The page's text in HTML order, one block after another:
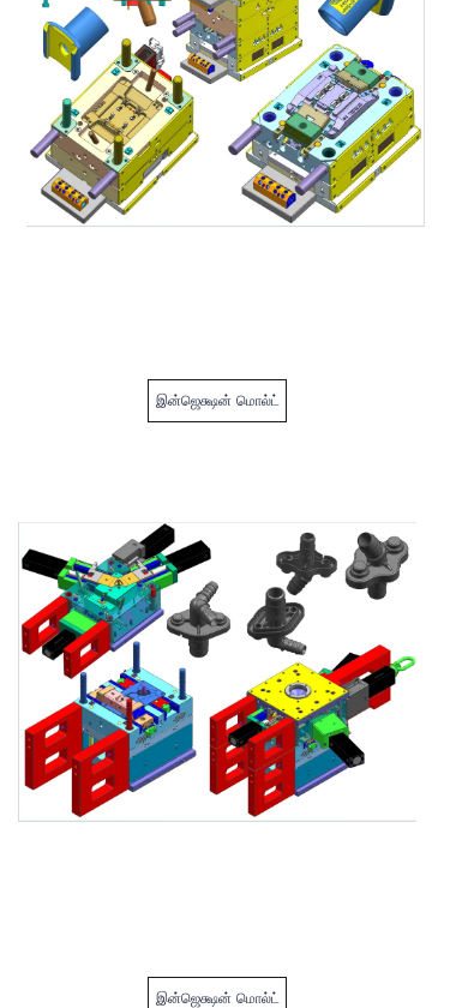
இன்ஜெக்ஷன் மொல்ட்
இன்ஜெக்ஷன் மொல்ட்